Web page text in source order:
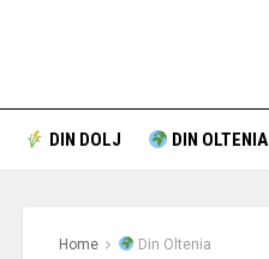
DIN DOLJ DIN OLTENIA
Home Din Oltenia